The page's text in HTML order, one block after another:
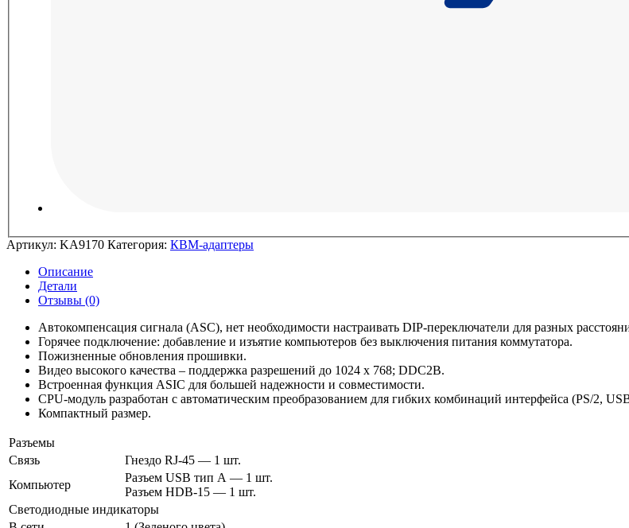
Артикул: KA9170 Категория: КВМ-адаптеры
Описание
Детали
Отзывы (0)
Автокомпенсация сигнала (ASC), нет необходимости настраивать DIP-переключатели для разных
Горячее подключение: добавление и изъятие компьютеров без выключения питания коммутатора.
Пожизненные обновления прошивки.
Видео высокого качества – поддержка разрешений до 1024 x 768; DDC2B.
Встроенная функция ASIC для большей надежности и совместимости.
CPU-модуль разработан с автоматическим преобразованием для гибких комбинаций интерфейса (PS/2,
Компактный размер.
Разъемы
Связь
Гнездо RJ-45 — 1 шт.
Компьютер
Разъем USB тип А — 1 шт.
Разъем HDB-15 — 1 шт.
Светодиодные индикаторы